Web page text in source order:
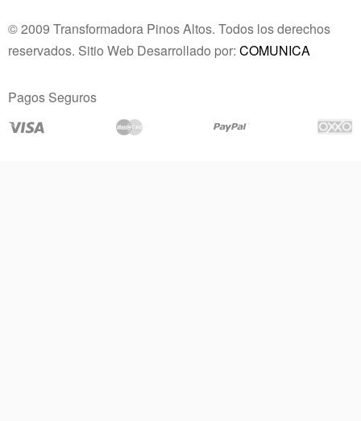
© 2009 Transformadora Pinos Altos. Todos los derechos
reservados. Sitio Web Desarrollado por: COMUNICA
Pagos Seguros